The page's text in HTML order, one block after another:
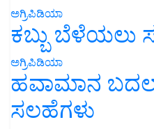
ಅಗ್ರಿಪಿಡಿಯಾ
ಕಬ್ಬು ಬೆಳೆಯಲು
ಅಗ್ರಿಪಿಡಿಯಾ
ಹವಾಮಾನ
ಸಲಹೆಗಳು